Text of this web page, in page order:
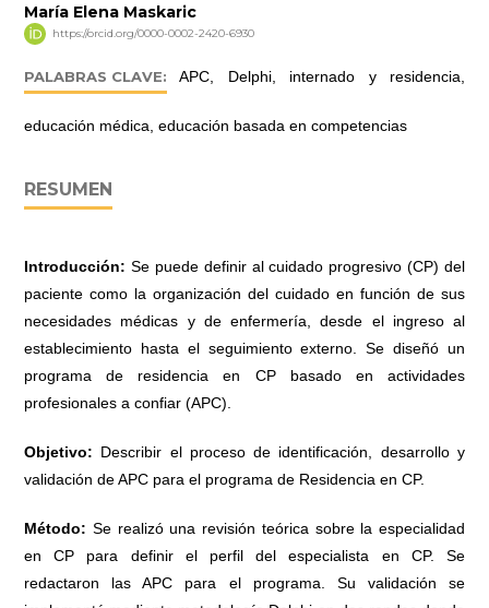
María Elena Maskaric
https://orcid.org/0000-0002-2420-6930
PALABRAS CLAVE: APC, Delphi, internado y residencia,
educación médica, educación basada en competencias
RESUMEN
Introducción: Se puede definir al cuidado progresivo (CP) del
paciente como la organización del cuidado en función de sus
necesidades médicas y de enfermería, desde el ingreso al
establecimiento hasta el seguimiento externo. Se diseñó un
programa de residencia en CP basado en actividades
profesionales a confiar (APC).
Objetivo: Describir el proceso de identificación, desarrollo y
validación de APC para el programa de Residencia en CP.
Método: Se realizó una revisión teórica sobre la especialidad
en CP para definir el perfil del especialista en CP. Se
redactaron las APC para el programa. Su validación se